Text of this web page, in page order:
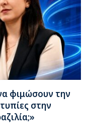
φιμώσουν την
στην